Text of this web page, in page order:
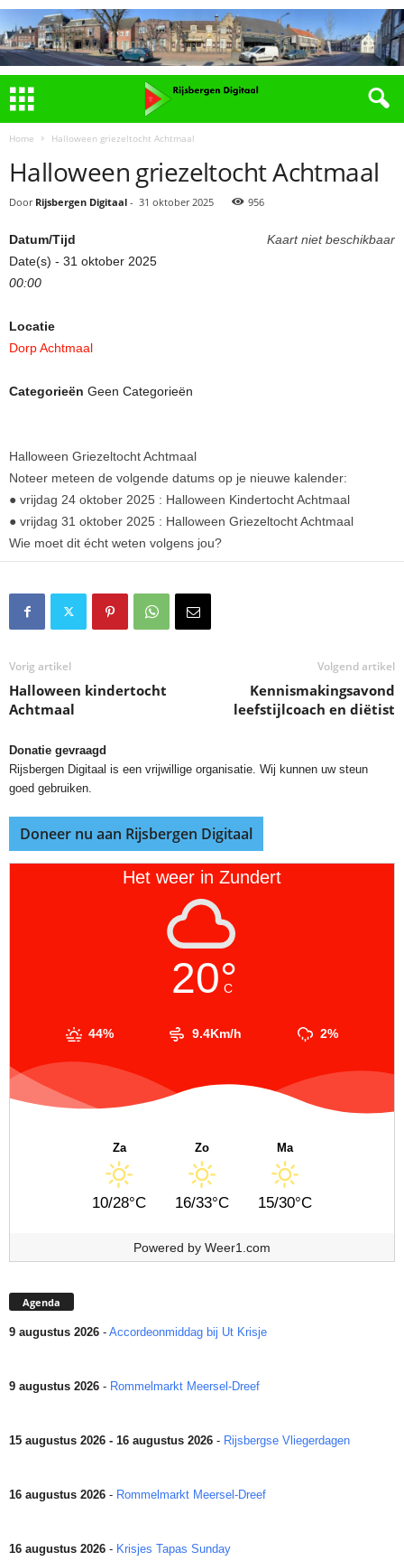
Home Halloween griezeltocht Achtmaal
Halloween griezeltocht Achtmaal
Door Rijsbergen Digitaal - 31 oktober 2025 956
Kaart niet beschikbaar
Datum/Tijd
Date(s) - 31 oktober 2025
00:00
Locatie
Dorp Achtmaal
Categorieën Geen Categorieën
Halloween Griezeltocht Achtmaal
Noteer meteen de volgende datums op je nieuwe kalender:
● vrijdag 24 oktober 2025 : Halloween Kindertocht Achtmaal
● vrijdag 31 oktober 2025 : Halloween Griezeltocht Achtmaal
Wie moet dit écht weten volgens jou?
Vorig artikel
Halloween kindertocht
Achtmaal
Volgend artikel
Kennismakingsavond
leefstijlcoach en diëtist
Donatie gevraagd
Rijsbergen Digitaal is een vrijwillige organisatie. Wij kunnen uw steun
goed gebruiken.
Doneer nu aan Rijsbergen Digitaal
Het weer in Zundert
20°
C
44% 9.4Km/h 2%
Za
10/28°C
Zo
16/33°C
Ma
15/30°C
Powered by Weer1.com
Agenda
9 augustus 2026 - Accordeonmiddag bij Ut Krisje
9 augustus 2026 - Rommelmarkt Meersel-Dreef
15 augustus 2026 - 16 augustus 2026 - Rijsbergse Vliegerdagen
16 augustus 2026 - Rommelmarkt Meersel-Dreef
16 augustus 2026 - Krisjes Tapas Sunday